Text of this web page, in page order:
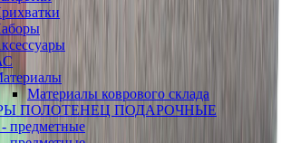
Материалы коврового склада
ПОЛОТЕНЕЦ ПОДАРОЧНЫЕ
- предметные